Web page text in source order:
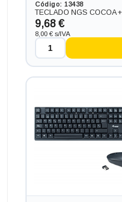
Código: 13438
TECLADO NGS COCOA
9,68 €
8,00 € s/IVA